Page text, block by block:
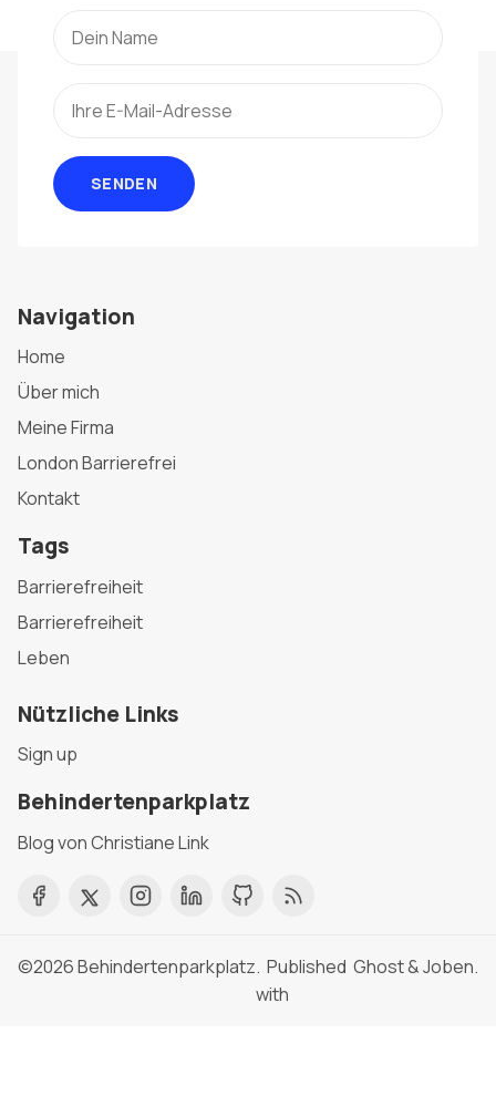
SENDEN
Navigation
Home
Über mich
Meine Firma
London Barrierefrei
Kontakt
Tags
Barrierefreiheit
Barrierefreiheit
Leben
Nützliche Links
Sign up
Behindertenparkplatz
Blog von Christiane Link
©2026Behindertenparkplatz. Published
with
Ghost&Joben.